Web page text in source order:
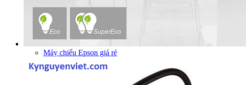
Máy chiếu Epson giá rẻ